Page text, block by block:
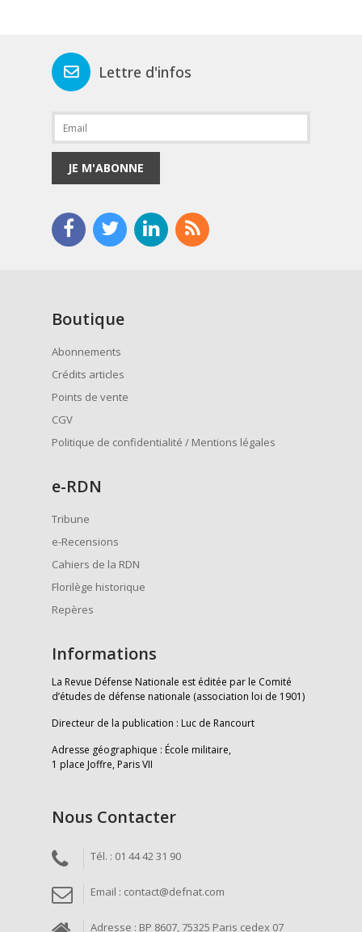
Lettre d'infos
JE M'ABONNE
Boutique
Abonnements
Crédits articles
Points de vente
CGV
Politique de confidentialité / Mentions légales
e-RDN
Tribune
e-Recensions
Cahiers de la RDN
Florilège historique
Repères
Informations
La Revue Défense Nationale est éditée par le Comité
d’études de défense nationale (association loi de 1901)
Directeur de la publication : Luc de Rancourt
Adresse géographique : École militaire,
1 place Joffre, Paris VII
Nous Contacter
Tél. : 01 44 42 31 90
Email : contact@defnat.com
Adresse : BP 8607, 75325 Paris cedex 07